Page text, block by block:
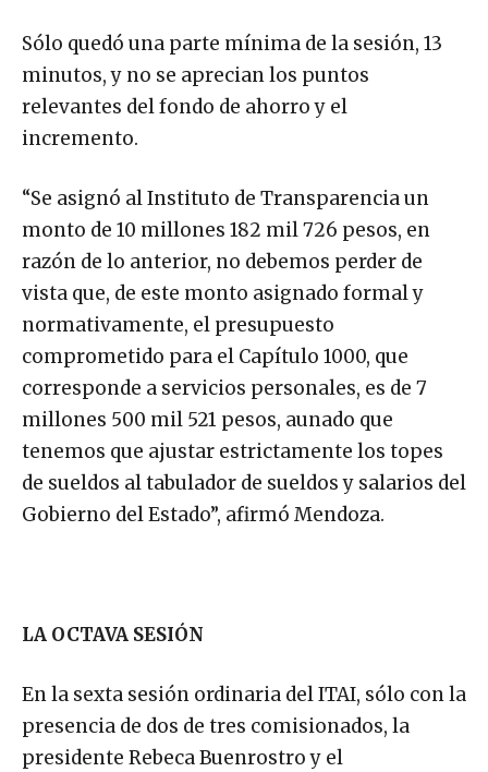
Sólo quedó una parte mínima de la sesión, 13
minutos, y no se aprecian los puntos
relevantes del fondo de ahorro y el
incremento.
“Se asignó al Instituto de Transparencia un
monto de 10 millones 182 mil 726 pesos, en
razón de lo anterior, no debemos perder de
vista que, de este monto asignado formal y
normativamente, el presupuesto
comprometido para el Capítulo 1000, que
corresponde a servicios personales, es de 7
millones 500 mil 521 pesos, aunado que
tenemos que ajustar estrictamente los topes
de sueldos al tabulador de sueldos y salarios del
Gobierno del Estado”, afirmó Mendoza.
LA OCTAVA SESIÓN
En la sexta sesión ordinaria del ITAI, sólo con la
presencia de dos de tres comisionados, la
presidente Rebeca Buenrostro y el